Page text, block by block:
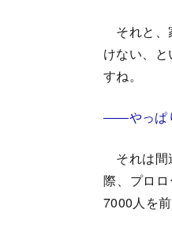
それと、
けない、
すね。
――やっぱ
それは間
際、プロ
7000人を